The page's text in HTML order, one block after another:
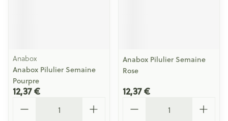
Anabox
Anabox Pilulier Semaine
Pourpre
12,37 €
Anabox Pilulier Semaine
Rose
12,37 €